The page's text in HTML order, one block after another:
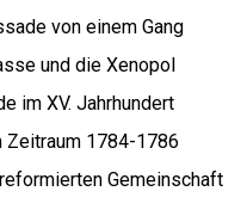
von einem Gang
und die Xenopol
im XV. Jahrhundert
Zeitraum 1784-1786
Gemeinschaft